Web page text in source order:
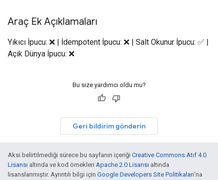
Araç Ek Açıklamaları
Yıkıcı İpucu: ❌ | İdempotent İpucu: ❌ | Salt Okunur İpucu: ✅ |
Açık Dünya İpucu: ❌
Bu size yardımcı oldu mu?
Geri bildirim gönderin
Aksi belirtilmediği sürece bu sayfanın içeriği Creative Commons Atıf 4.0
Lisansı altında ve kod örnekleri Apache 2.0 Lisansı altında
lisanslanmıştır. Ayrıntılı bilgi için Google Developers Site Politikaları'na